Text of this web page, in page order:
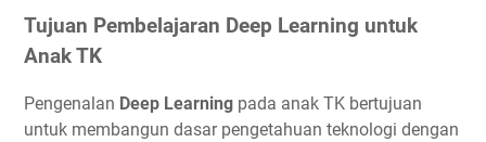
Tujuan Pembelajaran Deep Learning untuk
Anak TK
Pengenalan Deep Learning pada anak TK bertujuan
untuk membangun dasar pengetahuan teknologi dengan